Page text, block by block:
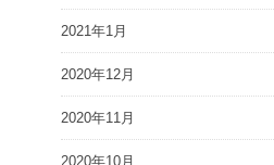
2021年1月
2020年12月
2020年11月
2020年10月